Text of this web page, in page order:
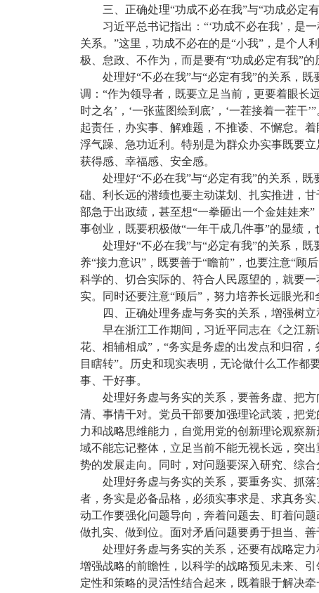
三、正确处理“功成不必在我”与“功成必定
习近平总书记指出：“‘功成不必在我’，是
关系。”这里，功成不必在的是“小我”，是个人
极、怠政、不作为，而是要有“功成必定有我”
处理好“不必在我”与“必定有我”的关系，
调：“作为领导者，既要立足当前，更要着眼长
时之名’，‘一张蓝图绘到底’，‘一茬接着一茬
起责任，办实事、解难题，不推诿、不懈怠。
浮气躁、急功近利。特别是为群众办实事既要
获得感、幸福感、安全感。
处理好“不必在我”与“必定有我”的关系，
础、利长远的潜绩也要主动谋划、扎实推进，
部急于出政绩，甚至想“一拳砸出一个金娃娃来
事创业，既要积极做“一年干成几件事”的显绩
处理好“不必在我”与“必定有我”的关系，
养“接力意识”，既要善于“瞻前”，也要注意“顾
科学的、切合实际的、符合人民愿望的，就要
实。同时还要注意“顾后”，努力培养长远眼光
四、正确处理务虚与务实的关系，增强树
早在浙江工作期间，习近平同志在《之江
花、相辅相成”，“务实是务虚的出发点和归宿
目瞎转”。历史和现实表明，无论做什么工作都
事、干好事。
处理好务虚与务实的关系，要善务虚、把
清、事情干对。党员干部要加强理论武装，把
力和战略思维能力，自觉用党的创新理论观察
域不能忘记整体，立足当前不能无视长远，突
势的发展走向。同时，对问题要深入研究、综
处理好务虚与务实的关系，要重务实、抓
者，务实是必备品格，必须实事求是、求真务
动工作要强化问题导向，奔着问题去、盯着问
做扎实、做到位。面对矛盾问题要勇于担当、
处理好务虚与务实的关系，还要有战略定
增强战略的前瞻性，以科学的战略预见未来、
定性和策略的灵活性结合起来，既着眼于解决